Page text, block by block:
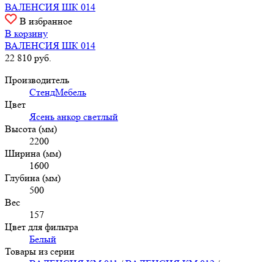
ВАЛЕНСИЯ ШК 014
В избранное
В корзину
ВАЛЕНСИЯ ШК 014
22 810 руб.
Производитель
СтендМебель
Цвет
Ясень анкор светлый
Высота (мм)
2200
Ширина (мм)
1600
Глубина (мм)
500
Вес
157
Цвет для фильтра
Белый
Товары из серии